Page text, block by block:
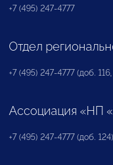
+7 (495) 247-4777
Отдел
+7 (495) 247-4777 (доб. 116,
Ассоциация «НП
+7 (495) 247-4777 (доб. 124)